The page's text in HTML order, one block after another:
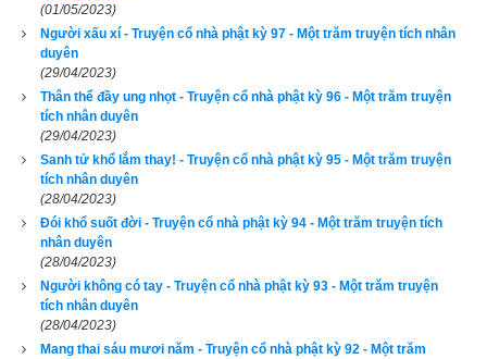
bỏ hết mọi việc triều chính mà về kinh đô bái kiến vua mới.
Khi các vua tề tựu về, ông liền thỉnh Phật và chư tăng đến để
cúng dường trọng thể, lại khuyến khích hết thảy các vua chư
hầu cùng các vị quan thuộc quy y Tam Bảo. Người người đều
nghe lời khuyên của ông mà quy y theo Phật, số nhiều không
tính hết.
Ông trưởng giả làm xong những việc ấy, trải qua bảy ngày rồi,
liền đến chỗ Phật ngự, lễ bái cung kính và phát lời nguyện lớn
rằng: “Nhờ công đức cúng dường hôm nay, trong đời vị lai tôi
nguyện sẽ có thể vì những chúng sanh mù lòa mà cứu giúp
cho được sáng mắt, vì những chúng sanh chẳng quy y Phật
mà độ cho quy y, những chúng sanh không người cứu hộ sẽ
(01/05/2023)
Người xấu xí - Truyện cổ nhà phật kỳ 97 - Một trăm truyện tích nhân
duyên
(29/04/2023)
Thân thể đầy ung nhọt - Truyện cổ nhà phật kỳ 96 - Một trăm truyện
tích nhân duyên
(29/04/2023)
Sanh tử khổ lắm thay! - Truyện cổ nhà phật kỳ 95 - Một trăm truyện
tích nhân duyên
(28/04/2023)
Đói khổ suốt đời - Truyện cổ nhà phật kỳ 94 - Một trăm truyện tích
nhân duyên
(28/04/2023)
Người không có tay - Truyện cổ nhà phật kỳ 93 - Một trăm truyện
tích nhân duyên
(28/04/2023)
Mang thai sáu mươi năm - Truyện cổ nhà phật kỳ 92 - Một trăm